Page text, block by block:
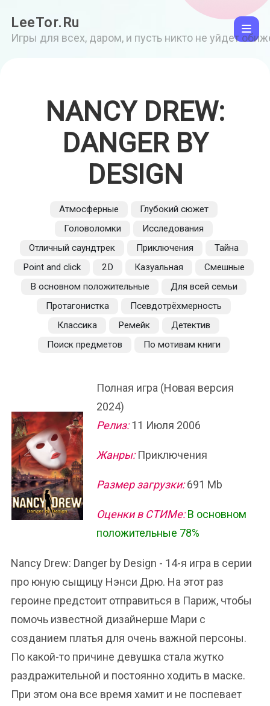
LeeTor.Ru
Игры для всех, даром, и пусть никто не уйдет
NANCY DREW:
DANGER BY
DESIGN
Атмосферные
Глубокий сюжет
Головоломки
Исследования
Отличный саундтрек
Приключения
Тайна
Point and click
2D Казуальная
Смешные
В основном положительные
Для всей семьи
Протагонистка
Псевдотрёхмерность
Классика
Ремейк
Детектив
Поиск предметов
По мотивам книги
Полная игра (Новая версия
2024)
Релиз:11 Июля 2006
Жанры:Приключения
Размер загрузки:691 Mb
Оценки в СТИМе: В основном
положительные 78%
Nancy Drew: Danger by Design - 14-я игра в серии
про юную сыщицу Нэнси Дрю. На этот раз
героине предстоит отправиться в Париж, чтобы
помочь известной дизайнерше Мари с
созданием платья для очень важной персоны.
По какой-то причине девушка стала жутко
раздражительной и постоянно ходить в маске.
При этом она все время хамит и не поспевает